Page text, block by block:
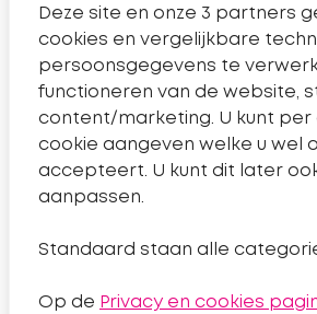
Deze site en onze 3 partners
cookies en vergelijkbare
persoonsgegevens te
functioneren van de website,
content/marketing. U kunt
cookie aangeven welke u wel
accepteert. U kunt dit later
aanpassen.
Standaard staan alle
Op de Privacy en cookies
Telefoonnummer Sleutelkwartier
14 0182
Pagina contact
Contact
Handige links
Projecten